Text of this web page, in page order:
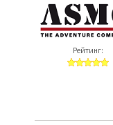
Рейтинг: